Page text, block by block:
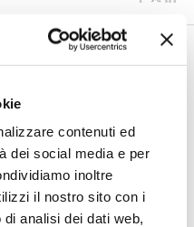
contenuti ed
dei social media e per
inoltre
il nostro sito con i
analisi dei dati web,